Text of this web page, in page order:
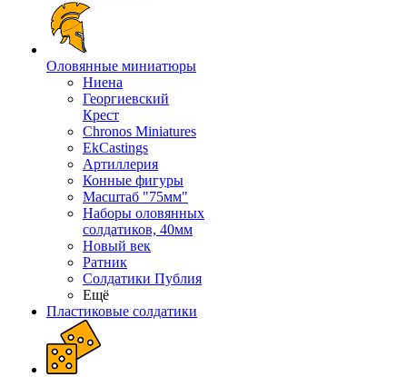
Оловянные миниатюры
Ниена
Георгиевский
Крест
Chronos Miniatures
EkCastings
Артиллерия
Конные фигуры
Масштаб "75мм"
Наборы оловянных
солдатиков, 40мм
Новый век
Ратник
Солдатики Публия
Ещё
Пластиковые солдатики